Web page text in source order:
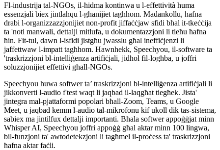
Fl-industrija tal-NGOs, il-ħidma kontinwa u l-effettività huma
essenzjali biex jintlaħqu l-għanijiet tagħhom. Madankollu, ħafna
drabi l-organizzazzjonijiet non-profit jiffaċċjaw sfidi bħal it-tkeċċija
ta 'noti manwali, dettalji mitlufa, u dokumentazzjoni li tieħu ħafna
ħin. Fit-tul, dawn l-isfidi jistgħu jwasslu għal ineffiċjenzi li
jaffettwaw l-impatt tagħhom. Hawnhekk, Speechyou, il-software ta
'traskrizzjoni bl-intelliġenza artifiċjali, jidħol fil-logħba, u joffri
soluzzjonijiet effettivi għall-NGOs.
Speechyou huwa softwer ta’ traskrizzjoni bl-intelliġenza artifiċjali li
jikkonverti l-audio f'test waqt li jaqbad il-laqgħat tiegħek. Jista'
jintegra mal-pjattaformi popolari bħall-Zoom, Teams, u Google
Meet, u jaqbad kemm l-audio tal-mikrofonu kif ukoll dik tas-sistema,
sabiex ma jintilfux dettalji importanti. Bħala softwer appoġġjat minn
Whisper AI, Speechyou joffri appoġġ għal aktar minn 100 lingwa,
bil-funzjoni ta' awtodetekzjoni li tagħmel il-proċess ta' traskrizzjoni
ħafna aktar faċli.